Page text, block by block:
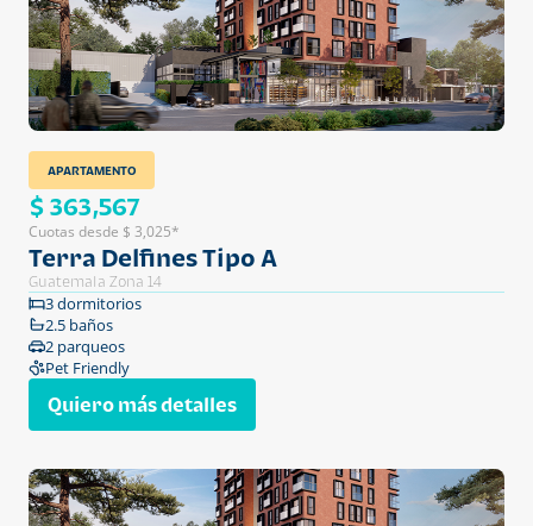
APARTAMENTO
$ 363,567
Cuotas desde $ 3,025*
Terra Delfines Tipo A
Guatemala Zona 14
3 dormitorios
2.5 baños
2 parqueos
Pet Friendly
Quiero más detalles